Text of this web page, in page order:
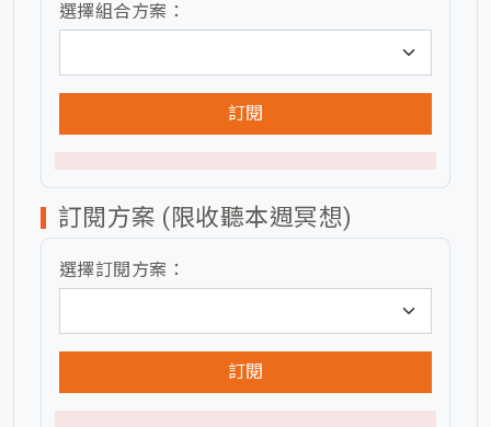
選擇組合方案：
訂閱
訂閱方案 (限收聽本週冥想)
選擇訂閱方案：
訂閱